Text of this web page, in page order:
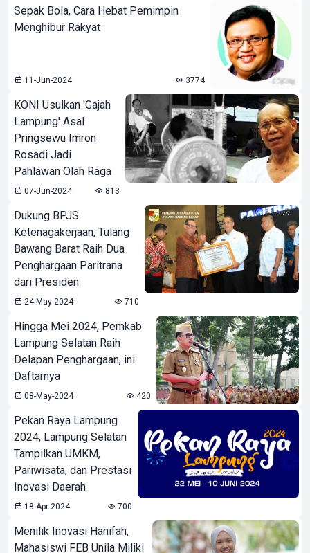
Sepak Bola, Cara Hebat Pemimpin
Menghibur Rakyat
11-Jun-2024 3774
KONI Usulkan 'Gajah
Lampung' Asal
Pringsewu Imron
Rosadi Jadi
Pahlawan Olah Raga
07-Jun-2024 813
Dukung BPJS
Ketenagakerjaan, Tulang
Bawang Barat Raih Dua
Penghargaan Paritrana
dari Presiden
24-May-2024 710
Hingga Mei 2024, Pemkab
Lampung Selatan Raih
Delapan Penghargaan, ini
Daftarnya
08-May-2024 420
Pekan Raya Lampung
2024, Lampung Selatan
Tampilkan UMKM,
Pariwisata, dan Prestasi
Inovasi Daerah
18-Apr-2024 700
Menilik Inovasi Hanifah,
Mahasiswi FEB Unila Miliki